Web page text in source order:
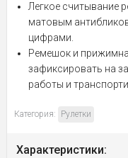
Легкое считывание
матовым
цифрами.
Ремешок и
зафиксировать на
работы и
Категория: Рулетки
Характеристики: